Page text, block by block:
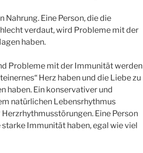
Nahrung. Eine Person, die die
verdaut, wird Probleme mit der
haben.
Probleme mit der Immunität werden
Herz haben und die Liebe zu
haben. Ein konservativer und
natürlichen Lebensrhythmus
Eine Person
Immunität haben, egal wie viel